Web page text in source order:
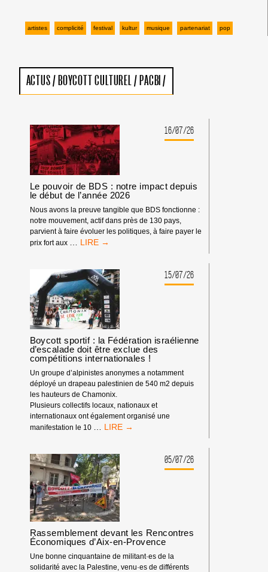
artistes complicité festival kultur musique partenariat pop
ACTUS/ BOYCOTT CULTUREL/ PACBI /
16/07/26
Le pouvoir de BDS : notre impact depuis
le début de l’année 2026
Nous avons la preuve tangible que BDS fonctionne :
notre mouvement, actif dans près de 130 pays,
parvient à faire évoluer les politiques, à faire payer le
prix fort aux
LE
BDS
:
NOTRE
IMPACT
DEPUIS
LE
DÉBUT
DE
L’ANNÉE
2026
15/07/26
Boycott sportif : la Fédération israélienne
d’escalade doit être exclue des
compétitions internationales !
Un groupe d’alpinistes anonymes a notamment
déployé un drapeau palestinien de 540 m2 depuis
les hauteurs de Chamonix.
Plusieurs collectifs locaux, nationaux et
internationaux ont également organisé une
manifestation le 10
BOYCOTT
LA
FÉDÉRATION
ISRAÉLIENNE
D’ESCALADE
DOIT
ÊTRE
EXCLUE
DES
COMPÉTITIONS
INTERNATIONALES
!
05/07/26
Rassemblement devant les Rencontres
Économiques d’Aix-en-Provence
Une bonne cinquantaine de militant·es de la
solidarité avec la Palestine, venu·es de différents